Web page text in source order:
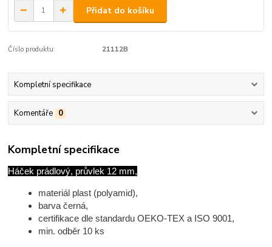
Přidat do košíku
Číslo produktu: 21112B
Kompletní specifikace
Komentáře 0
Kompletní specifikace
Háček prádlový, průvlek 12 mm,
materiál plast (polyamid),
barva černá,
certifikace dle standardu OEKO-TEX a ISO 9001,
min. odběr 10 ks